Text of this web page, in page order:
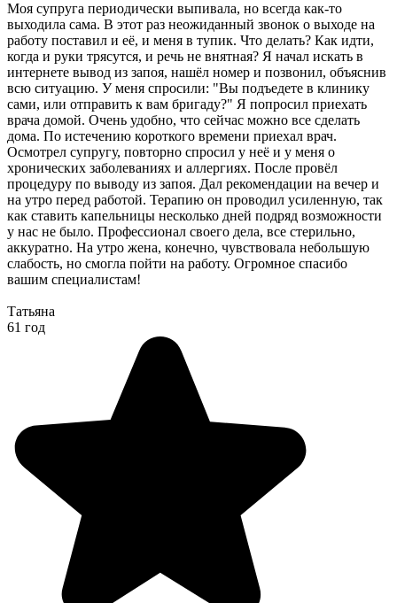
Моя супруга периодически выпивала, но всегда как-то
выходила сама. В этот раз неожиданный звонок о выходе на
работу поставил и её, и меня в тупик. Что делать? Как идти,
когда и руки трясутся, и речь не внятная? Я начал искать в
интернете вывод из запоя, нашёл номер и позвонил, объяснив
всю ситуацию. У меня спросили: "Вы подъедете в клинику
сами, или отправить к вам бригаду?" Я попросил приехать
врача домой. Очень удобно, что сейчас можно все сделать
дома. По истечению короткого времени приехал врач.
Осмотрел супругу, повторно спросил у неё и у меня о
хронических заболеваниях и аллергиях. После провёл
процедуру по выводу из запоя. Дал рекомендации на вечер и
на утро перед работой. Терапию он проводил усиленную, так
как ставить капельницы несколько дней подряд возможности
у нас не было. Профессионал своего дела, все стерильно,
аккуратно. На утро жена, конечно, чувствовала небольшую
слабость, но смогла пойти на работу. Огромное спасибо
вашим специалистам!
Татьяна
61 год